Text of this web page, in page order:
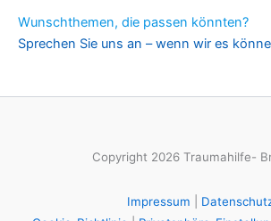
Wunschthemen, die passen könnten?
Sprechen Sie uns an – wenn wir es
Copyright 2026 Traumahilfe-
Impressum